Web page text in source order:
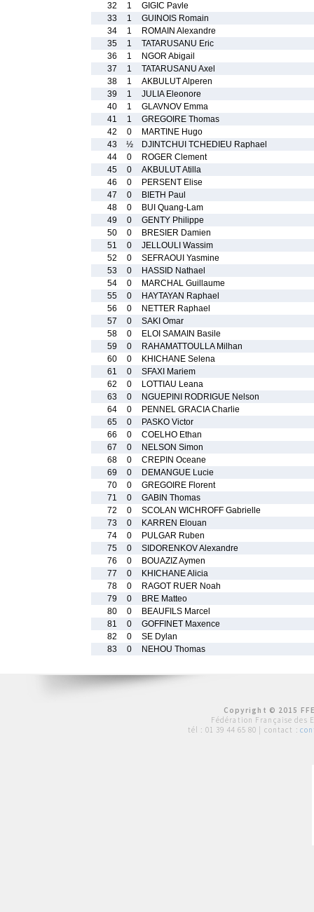
32
1
GIGIC Pavle
33
1
GUINOIS Romain
34
1
ROMAIN Alexandre
35
1
TATARUSANU Eric
36
1
NGOR Abigail
37
1
TATARUSANU Axel
38
1
AKBULUT Alperen
39
1
JULIA Eleonore
40
1
GLAVNOV Emma
41
1
GREGOIRE Thomas
42
0
MARTINE Hugo
43
½
DJINTCHUI TCHEDIEU Raphael
44
0
ROGER Clement
45
0
AKBULUT Atilla
46
0
PERSENT Elise
47
0
BIETH Paul
48
0
BUI Quang-Lam
49
0
GENTY Philippe
50
0
BRESIER Damien
51
0
JELLOULI Wassim
52
0
SEFRAOUI Yasmine
53
0
HASSID Nathael
54
0
MARCHAL Guillaume
55
0
HAYTAYAN Raphael
56
0
NETTER Raphael
57
0
SAKI Omar
58
0
ELOI SAMAIN Basile
59
0
RAHAMATTOULLA Milhan
60
0
KHICHANE Selena
61
0
SFAXI Mariem
62
0
LOTTIAU Leana
63
0
NGUEPINI RODRIGUE Nelson
64
0
PENNEL GRACIA Charlie
65
0
PASKO Victor
66
0
COELHO Ethan
67
0
NELSON Simon
68
0
CREPIN Oceane
69
0
DEMANGUE Lucie
70
0
GREGOIRE Florent
71
0
GABIN Thomas
72
0
SCOLAN WICHROFF Gabrielle
73
0
KARREN Elouan
74
0
PULGAR Ruben
75
0
SIDORENKOV Alexandre
76
0
BOUAZIZ Aymen
77
0
KHICHANE Alicia
78
0
RAGOT RUER Noah
79
0
BRE Matteo
80
0
BEAUFILS Marcel
81
0
GOFFINET Maxence
82
0
SE Dylan
83
0 NEHOU Thomas
Copyright © 2015
Fédération Française des
tél : 01 39 44 65 80 | contact :